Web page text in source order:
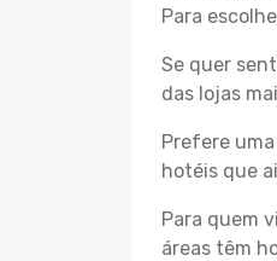
Para
Se quer
das lojas
Prefere
hotéis que
Para quem
áreas têm